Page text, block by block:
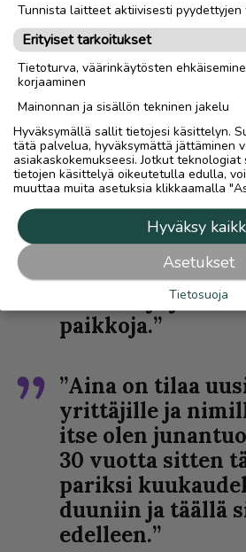
alkavat
Ivalon Rotary
Leijonat. Tiloihin
hankkimassa
yhteiskaappia
järjestöille.
nämä kokoukset
tulleet meille.
missä Rotaryt ja
kokoontuvat,
havaittuja ja
paikkoja.”
”Aina on tilaa
yrittäjille ja
itse olen
30 vuotta sitten
pariksi
duuniin ja täällä
edelleen.”
Tunnista laitteet aktiivisesti
Erityiset tarkoitukset
Tietoturva, väärinkäytösten
korjaaminen
Mainonnan ja sisällön tekninen jakelu
Hyväksymällä sallit tietojesi käsittelyn.
tätä palvelua, hyväksymättä jättäminen
asiakaskokemukseesi. Jotkut
tietojen käsittelyä oikeutetulla edulla,
muuttaa muita asetuksia klikkaamalla
Hyväksy
Asetukset
Tietosuoja